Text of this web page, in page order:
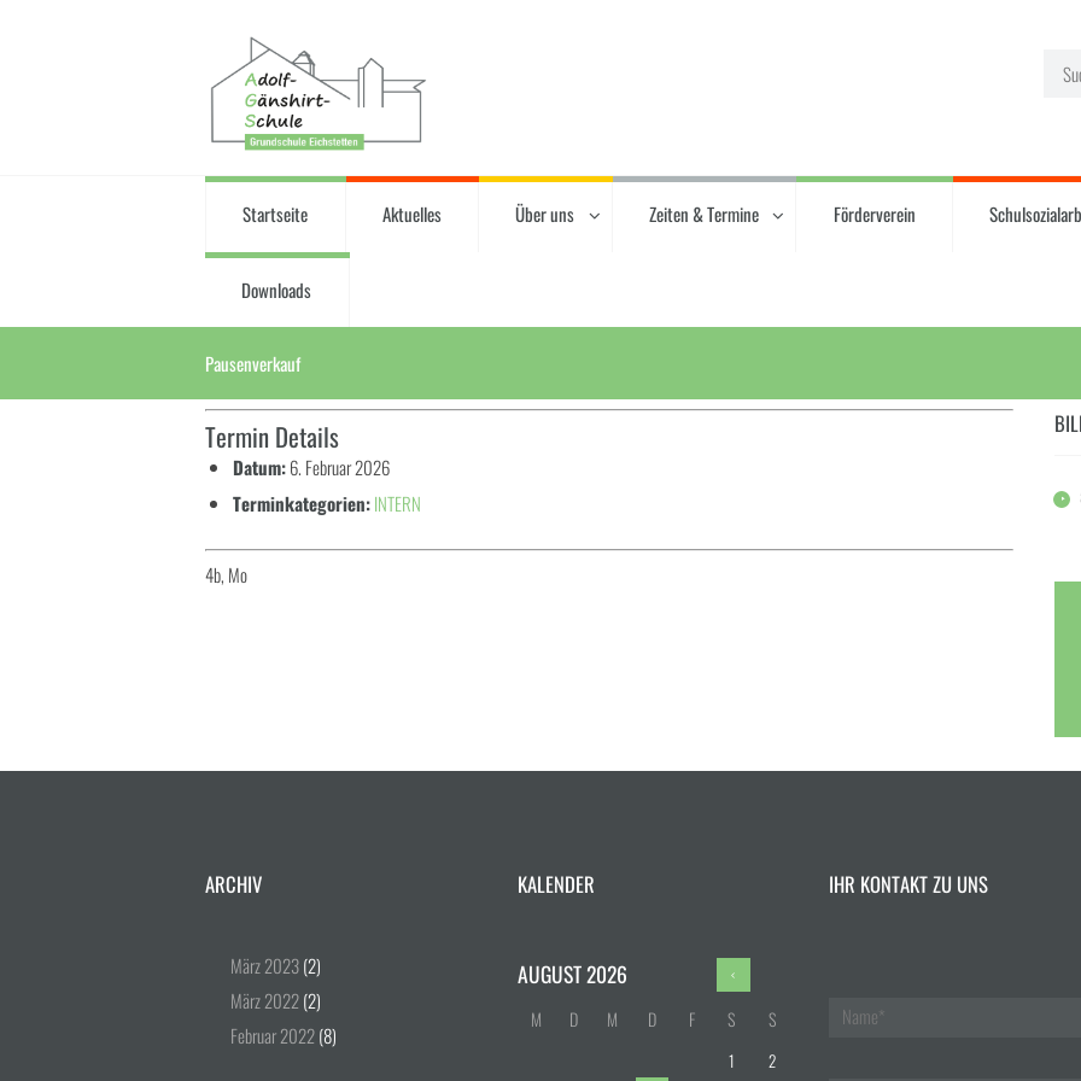
Startseite Aktuelles Über uns Zeiten & Termine Förderverein
Downloads
Pausenverkauf
Termin Details
Datum: 6. Februar 2026
Terminkategorien: INTERN
4b, Mo
ARCHIV
März2023(2)
März2022(2)
Februar2022(8)
KALENDER
AUGUST2026
M D M D F S S
1
2
IHR KONTAKT ZU UNS